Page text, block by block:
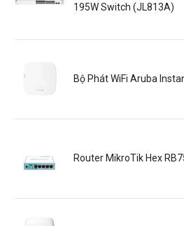
195W Switch (JL813A)
Bộ Phát WiFi Aruba
Router MikroTik Hex